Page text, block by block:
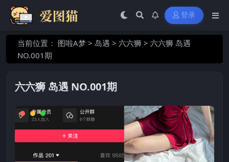
登录
当前位置： 图啦A梦 > 岛遇 > 六六狮 > 六六狮 岛遇
NO.001期
六六狮 岛遇 NO.001期